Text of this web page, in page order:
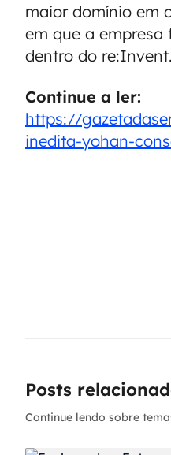
maior domínio em
em que a
dentro do re:Invent.
Continue a ler:
https://
inedita-yohan-
Posts
Continue lendo sobre